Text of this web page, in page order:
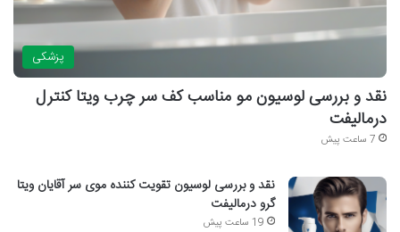
پزشکی
نقد و بررسی لوسیون مو مناسب کف سر چرب ویتا کنترل
درمالیفت
7 ساعت پیش
نقد و بررسی لوسیون تقویت کننده موی سر آقایان ویتا
گرو درمالیفت
19 ساعت پیش